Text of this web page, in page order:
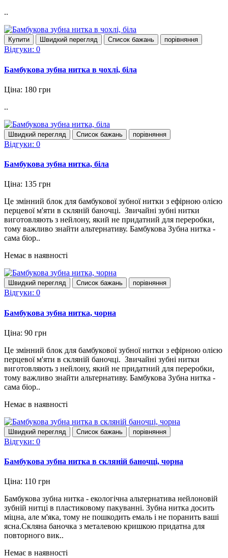
..
Купити Швидкий перегляд Список бажань порівняння
Відгуки: 0
Бамбукова зубна нитка в чохлі, біла
Ціна: 180 грн
..
Швидкий перегляд Список бажань порівняння
Відгуки: 0
Бамбукова зубна нитка, біла
Ціна: 135 грн
Це змінний блок для бамбукової зубної нитки з ефірною олією
перцевої м'яти в скляній баночці. Звичайні зубні нитки
виготовляють з нейлону, який не придатний для переробки,
тому важливо знайти альтернативу. Бамбукова Зубна нитка -
сама біор..
Немає в наявності
Швидкий перегляд Список бажань порівняння
Відгуки: 0
Бамбукова зубна нитка, чорна
Ціна: 90 грн
Це змінний блок для бамбукової зубної нитки з ефірною олією
перцевої м'яти в скляній баночці. Звичайні зубні нитки
виготовляють з нейлону, який не придатний для переробки,
тому важливо знайти альтернативу. Бамбукова Зубна нитка -
сама біор..
Немає в наявності
Швидкий перегляд Список бажань порівняння
Відгуки: 0
Бамбукова зубна нитка в скляній баночці, чорна
Ціна: 110 грн
Бамбукова зубна нитка - екологічна альтернатива нейлоновій
зубній нитці в пластиковому пакуванні. Зубна нитка досить
міцна, але м'яка, тому не пошкодить емаль і не поранить ваші
ясна.Скляна баночка з металевою кришкою придатна для
повторного вик..
Немає в наявності